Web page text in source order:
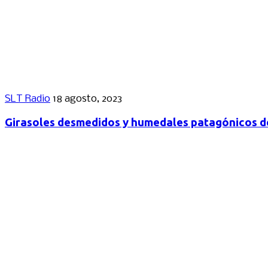
SLT Radio 18 agosto, 2023
Girasoles desmedidos y humedales patagónicos